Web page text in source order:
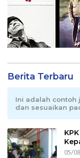
Berita Terbaru
Ini adalah contoh
dan sesuaikan
05/